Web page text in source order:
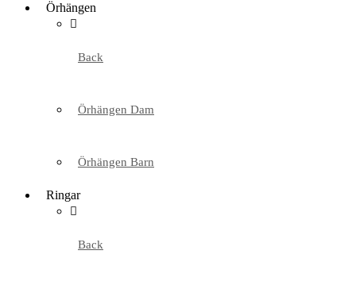
Örhängen
Back
Örhängen Dam
Örhängen Barn
Ringar
Back